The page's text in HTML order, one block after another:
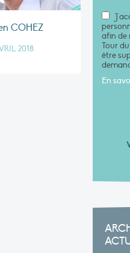
COHEZ
2018
afin de
Tour
être
En